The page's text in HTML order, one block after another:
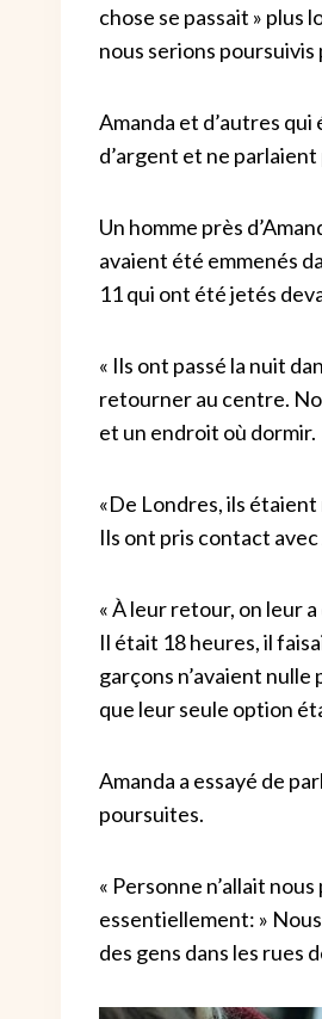
chose se passait » plus
nous serions poursuivis
Amanda et d’autres
d’argent et ne parlaient
Un homme près
avaient été emmenés
11 qui ont été jetés
« Ils ont passé la nuit
retourner au centre.
et un endroit où dormir.
«De Londres, ils
Ils ont pris contact
« À leur retour, on leur
Il était 18 heures, il
garçons n’avaient
que leur seule option
Amanda a essayé de
poursuites.
« Personne n’allait
essentiellement: »
des gens dans les rues